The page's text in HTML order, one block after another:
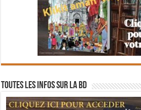
Toutes les infos sur la BD